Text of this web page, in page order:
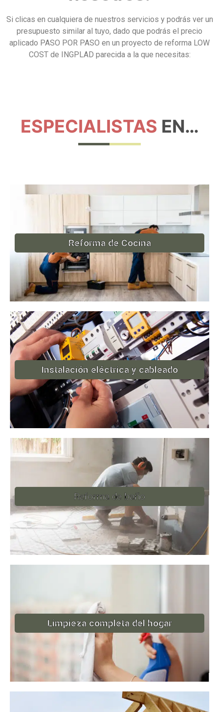
Si clicas en cualquiera de nuestros servicios y podrás ver un
presupuesto similar al tuyo, dado que podrás el precio
aplicado PASO POR PASO en un proyecto de reforma LOW
COST de INGPLAD parecida a la que necesitas:
ESPECIALISTAS EN…
Reforma de Cocina
Instalación eléctrica y cableado
Reforma de baño
Limpieza completa del hogar